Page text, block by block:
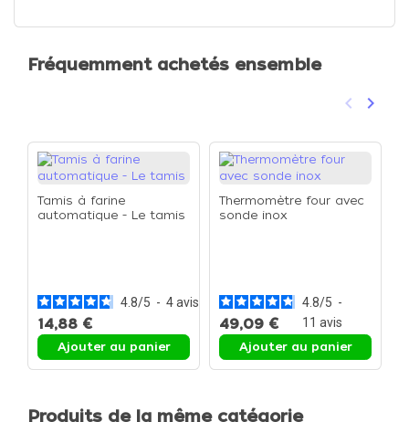
Fréquemment achetés ensemble
Précédent
keyboard_arrow_left keyboard_arrow_right
Tamis à farine
automatique - Le tamis
4.8/5 - 4avis
14,88 €
Ajouter au panier
Thermomètre four avec
sonde inox
4.8/5 -
11 avis
49,09 €
Ajouter au panier
Produits de la même catégorie